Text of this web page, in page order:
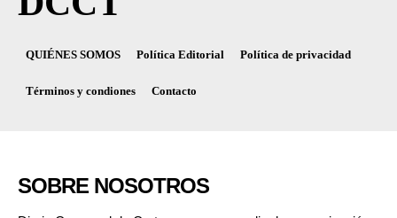
QUIÉNES SOMOS Política Editorial Política de privacidad
Términos y condiones Contacto
SOBRE NOSOTROS